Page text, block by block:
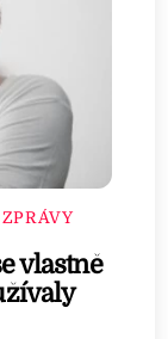
vlastně